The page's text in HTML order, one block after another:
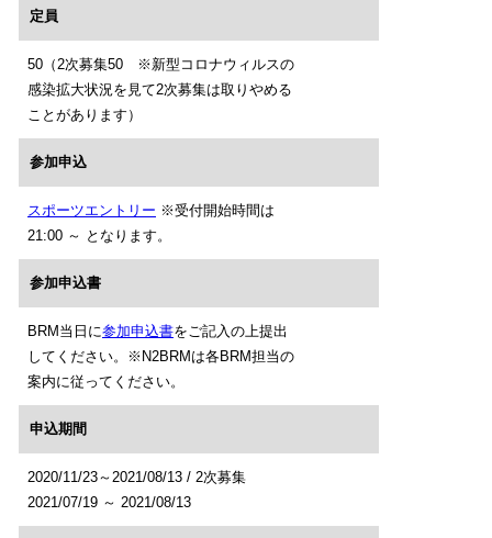
定員
50（2次募集50 ※新型コロナウィルスの
感染拡大状況を見て2次募集は取りやめる
ことがあります）
参加申込
スポーツエントリー ※受付開始時間は
21:00 ～ となります。
参加申込書
BRM当日に参加申込書をご記入の上提出
してください。※N2BRMは各BRM担当の
案内に従ってください。
申込期間
2020/11/23～2021/08/13 / 2次募集
2021/07/19 ～ 2021/08/13